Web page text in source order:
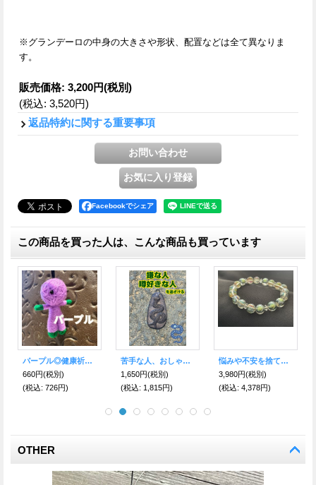
※グランデーロの中身の大きさや形状、配置などは全て異なりま
す。
販売価格: 3,200円(税別)
(税込: 3,520円)
返品特約に関する重要事項
Facebookでシェア
この商品を買った人は、こんな商品も買っています
パープル◎健康祈願のお靴を履いたハッピードール（ブドゥー人形）◎厄を食べて幸運を招くお守り◎
660円(税別)
(税込: 726円)
苦手な人、おしゃべり・噂好きな人を遠ざける…お守り アンデススネークBK
1,650円(税別)
(税込: 1,815円)
悩みや不安を捨て去り、幸運へと導くパワーを得る！レインボーオーラクリスタル＆水晶
3,980円(税別)
(税込: 4,378円)
OTHER